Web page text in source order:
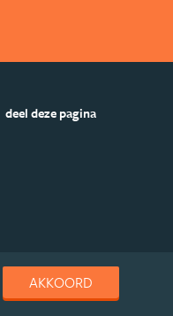
AKKOORD
deel deze pagina